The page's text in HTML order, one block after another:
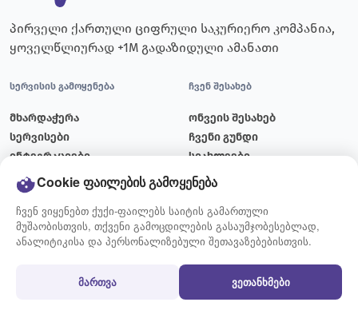
Cookie ფაილების გამოყენება
ჩვენ ვიყენებთ ქუქი-ფაილებს საიტის გამართული
მუშაობისთვის, თქვენი გამოცდილების გასაუმჯობესებლად,
ანალიტიკისა და პერსონალიზებული შეთავაზებებისთვის.
მართვა ვეთანხმები
პირველი ქართული ციფრული საკურიერო კომპანია,
ყოველწლიურად +1M გადაზიდული ამანათი
სერვისის გამოყენება
მხარდაჭერა
სერვისები
ინტეგრაციები
ტარიფები
მიწოდების გრაფიკი
ჩვენ შესახებ
ონვეის შესახებ
ჩვენი გუნდი
სიახლეები
ბლოგი
ვაკანსიები
კონტაქტი
გზავნილის მომზადების
წესები და პირობები
სამომხმარებლო